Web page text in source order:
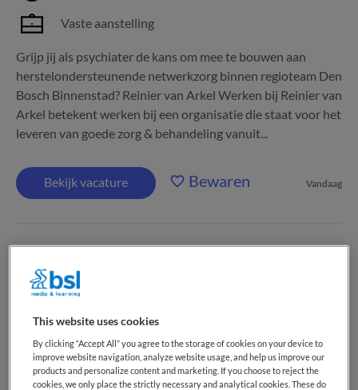
Vaste aanstelling
Grijp jij als psychiater de kans om mee te bouwen aan
herstelondersteunende netwerkzorg binnen regioteam Den
Bosch Binnenstad? Reinier van Arkel Werken bij Reinier van
Arkel betekent werken bij een organisatie die staat voor het
leveren van goede zorg & behandeling vanuit...
Bekijk vacature Bewaren Vandaag
Reinier van Arkel
WO
Fulltime
This website uses cookies
By clicking “Accept All” you agree to the storage of cookies on your device to
improve website navigation, analyze website usage, and help us improve our
products and personalize content and marketing. If you choose to reject the
cookies, we only place the strictly necessary and analytical cookies. These do